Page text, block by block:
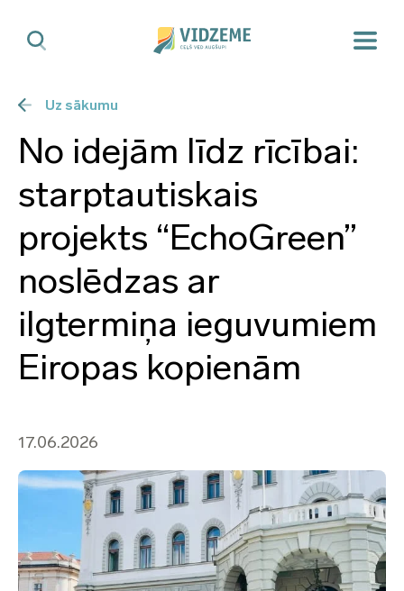
Uz sākumu
No idejām līdz rīcībai:
starptautiskais
projekts “EchoGreen”
noslēdzas ar
ilgtermiņa ieguvumiem
Eiropas kopienām
17.06.2026